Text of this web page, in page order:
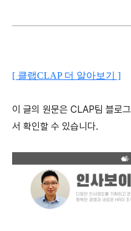
[ 클랩CLAP 더 알아보기 ]
이 글의 원문은 CLAP팀 블로그
서 확인할 수 있습니다.